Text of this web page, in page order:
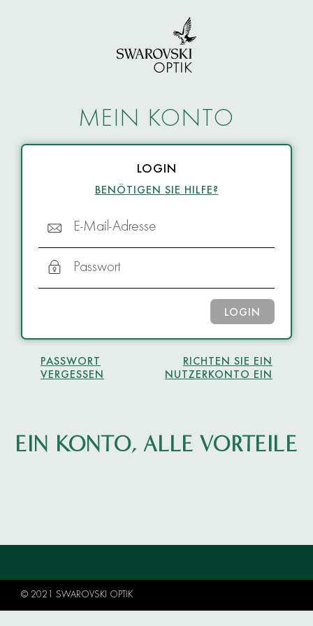
MEIN KONTO
LOGIN
BENÖTIGEN SIE HILFE?
E-Mail-Adresse
Passwort
LOGIN
PASSWORT
VERGESSEN
RICHTEN SIE EIN
NUTZERKONTO EIN
EIN KONTO, ALLE VORTEILE
© 2021 SWAROVSKI OPTIK